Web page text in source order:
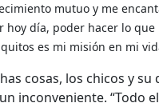
mutuo y me
día, poder hacer lo
es mi misión en mi
cosas, los chicos y
inconveniente. “Todo